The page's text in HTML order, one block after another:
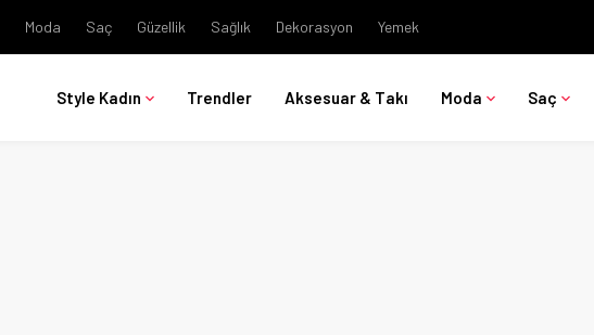
Moda Saç Güzellik Sağlık Dekorasyon Yemek
Style Kadın Trendler Aksesuar & Takı Moda Saç